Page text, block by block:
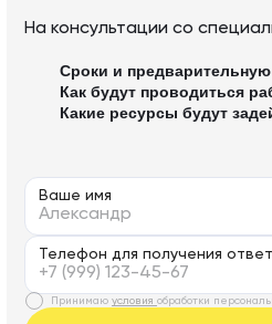
На консультации со
Сроки и
Как будут проводиться
Какие ресурсы будут
Ваше имя
Телефон для получения
Принимаю условия обработки